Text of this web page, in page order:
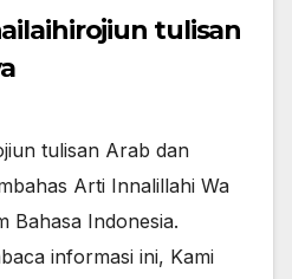
tulisan
tulisan Arab dan
Arti Innalillahi Wa
Bahasa Indonesia.
informasi ini, Kami